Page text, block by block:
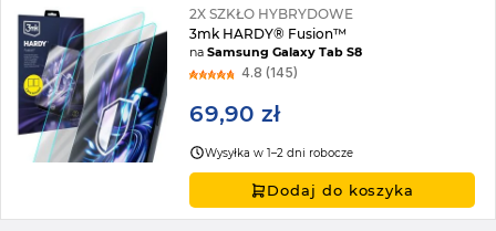
2X SZKŁO HYBRYDOWE
3mk HARDY® Fusion™
naSamsung Galaxy Tab S8
4.8 (145)
69,90 zł
Wysyłka w 1–2 dni robocze
Dodaj do koszyka